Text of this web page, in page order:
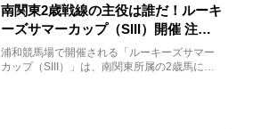
南関東2歳戦線の主役は誰だ！ルーキ
ーズサマーカップ（SIII）開催 注目
馬と見どころをチェック
浦和競馬場で開催される「ルーキーズサマー
カップ（SIII）」は、南関東所属の2歳馬によ